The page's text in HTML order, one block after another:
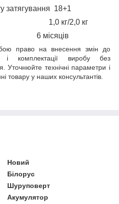
затягування 18+1
1,0 кг/2,0 кг
місяців
право на внесення змін до
і комплектації виробу без
Уточнюйте технічні параметри і
товару у наших консультантів.
Новий
Білорус
Шуруповерт
Акумулятор